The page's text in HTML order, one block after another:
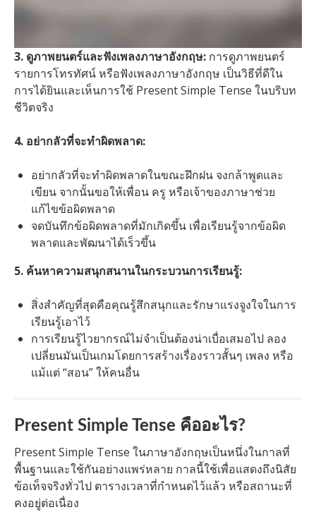
3. ดูภาพยนตร์และฟังเพลงภาษาอังกฤษ: การดูภาพยนตร์
รายการโทรทัศน์ หรือฟังเพลงภาษาอังกฤษ เป็นวิธีที่ดีใน
การได้ยินและเห็นการใช้ Present Simple Tense ในบริบท
ชีวิตจริง
4. อย่ากลัวที่จะทำผิดพลาด:
อย่ากลัวที่จะทำผิดพลาดในขณะฝึกฝน จงกล้าพูดและ
เขียน จากนั้นขอให้เพื่อน ครู หรือเจ้าของภาษาช่วย
แก้ไขข้อผิดพลาด
จดบันทึกข้อผิดพลาดที่มักเกิดขึ้น เพื่อเรียนรู้จากข้อผิด
พลาดและพัฒนาได้เร็วขึ้น
5. ค้นหาความสนุกสนานในกระบวนการเรียนรู้:
สิ่งสำคัญที่สุดคือคุณรู้สึกสนุกและรักษาแรงจูงใจในการ
เรียนรู้เอาไว้
การเรียนรู้ไวยากรณ์ไม่จำเป็นต้องน่าเบื่อเสมอไป ลอง
เปลี่ยนมันเป็นเกมโดยการสร้างเรื่องราวสั้นๆ เพลง หรือ
แม้แต่ “สอน” ให้คนอื่น
Present Simple Tense คืออะไร?
Present Simple Tense ในภาษาอังกฤษเป็นหนึ่งในกาลที่
พื้นฐานและใช้กันอย่างแพร่หลาย กาลนี้ใช้เพื่อแสดงถึงนิสัย
ข้อเท็จจริงทั่วไป ตารางเวลาที่กำหนดไว้แล้ว หรือสถานะที่
คงอยู่ต่อเนื่อง